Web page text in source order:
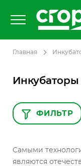
Главная
Самыми
являются
ФИЛЬТР